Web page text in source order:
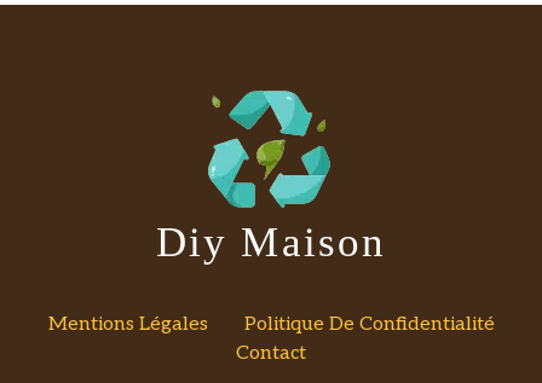
Diy Maison
Mentions Légales
Politique De Confidentialité
Contact